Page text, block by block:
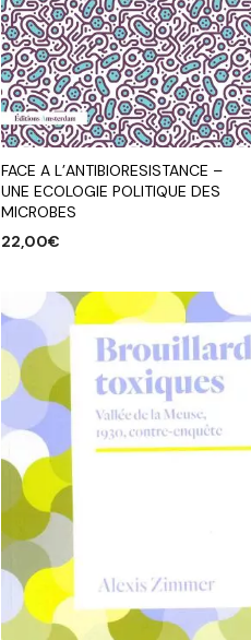
FACE A L’ANTIBIORESISTANCE –
UNE ECOLOGIE POLITIQUE DES
MICROBES
22,00€